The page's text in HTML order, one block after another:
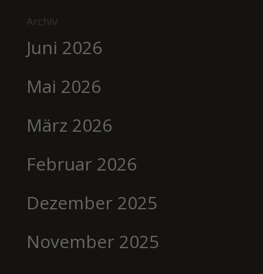
Archiv
Juni 2026
Mai 2026
März 2026
Februar 2026
Dezember 2025
November 2025